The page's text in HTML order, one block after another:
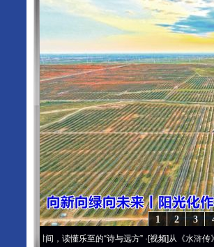
3
2
1
间，读懂乐至的“诗与远方”·[视频]从《水浒传》看间谍“